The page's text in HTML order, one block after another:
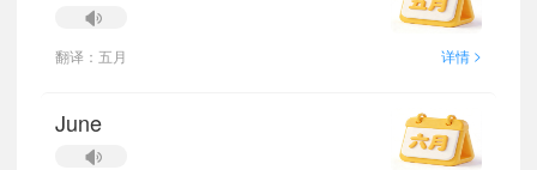
翻译：五月 详情 >
June